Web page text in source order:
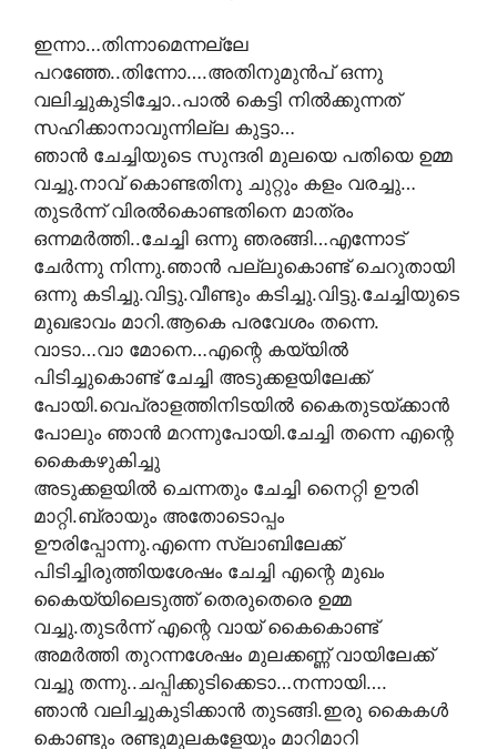
ഇന്നാ…തിന്നാമെന്നല്ലേ
പറഞ്ഞേ..തിന്നോ….അതിനുമുന്‍പ് ഒന്നു
വലിച്ചുകുടിച്ചോ..പാല്‍ കെട്ടി നില്‍ക്കുന്നത്
സഹിക്കാനാവുന്നില്ല കുട്ടാ…
ഞാന്‍ ചേച്ചിയുടെ സുന്ദരി മുലയെ പതിയെ ഉമ്മ
വച്ചു.നാവ് കൊണ്ടതിനു ചുറ്റും കളം വരച്ചു…
തുടര്‍ന്ന് വിരല്‍കൊണ്ടതിനെ മാത്രം
ഒന്നമര്‍ത്തി..ചേച്ചി ഒന്നു ഞരങ്ങി…എന്നോട്
ചേര്‍ന്നു നിന്നു.ഞാന്‍ പല്ലുകൊണ്ട് ചെറുതായി
ഒന്നു കടിച്ചു.വിട്ടു.വീണ്ടും കടിച്ചു.വിട്ടു.ചേച്ചിയുടെ
മുഖഭാവം മാറി.ആകെ പരവേശം തന്നെ.
വാടാ…വാ മോനെ…എന്റെ കയ്യില്‍
പിടിച്ചുകൊണ്ട് ചേച്ചി അടുക്കളയിലേക്ക്
പോയി.വെപ്രാളത്തിനിടയിൽ കൈതുടയ്ക്കാൻ
പോലും ഞാൻ മറന്നുപോയി.ചേച്ചി തന്നെ എന്റെ
കൈകഴുകിച്ചു
അടുക്കളയില്‍ ചെന്നതും ചേച്ചി നൈറ്റി ഊരി
മാറ്റി.ബ്രായും അതോടൊപ്പം
ഊരിപ്പോന്നു.എന്നെ സ്ലാബിലേക്ക്
പിടിച്ചിരുത്തിയശേഷം ചേച്ചി എന്റെ മുഖം
കൈയ്യിലെടുത്ത് തെരുതെരെ ഉമ്മ
വച്ചു.തുടര്‍ന്ന് എന്റെ വായ് കൈകൊണ്ട്
അമർത്തി തുറന്നശേഷം മുലക്കണ്ണ് വായിലേക്ക്
വച്ചു തന്നു..ചപ്പിക്കുടിക്കെടാ…നന്നായി….
ഞാന്‍ വലിച്ചുകുടിക്കാന്‍ തുടങ്ങി.ഇരു കൈകള്‍
കൊണ്ടും രണ്ടുമുലകളേയും മാറിമാറി